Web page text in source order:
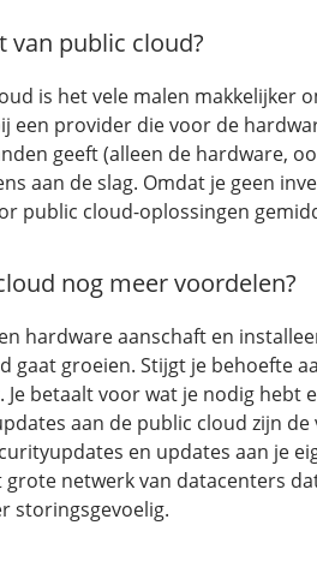
van public cloud?
is het vele malen makkelijker
een provider die voor de
geeft (alleen de hardware,
aan de slag. Omdat je geen
public cloud-oplossingen
nog meer voordelen?
hardware aanschaft en
gaat groeien. Stijgt je behoefte
betaalt voor wat je nodig hebt
aan de public cloud zijn
en updates aan je
grote netwerk van datacenters
storingsgevoelig.